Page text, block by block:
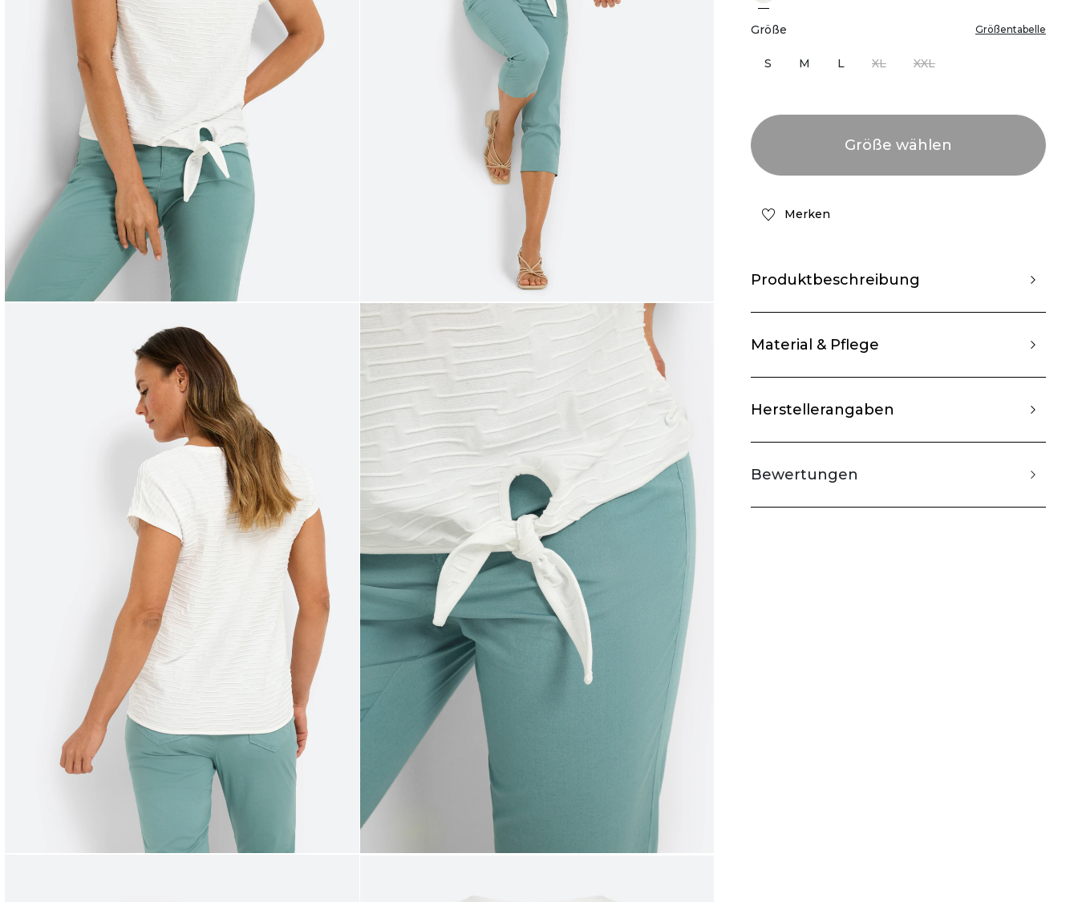
Größe Größentabelle
S M L XL XXL
Merken
Produktbeschreibung
Material & Pflege
Herstellerangaben
Bewertungen